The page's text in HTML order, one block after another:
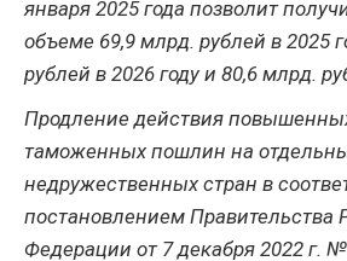
января 2025 года позволит
объеме 69,9 млрд. рублей в 2025
рублей в 2026 году и 80,6 млрд.
Продление действия
таможенных пошлин на
недружественных стран в
постановлением Правительства
Федерации от 7 декабря 2022 г.